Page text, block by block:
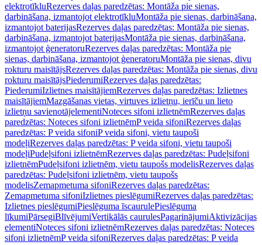
elektrotīkluRezerves daļas paredzētas: Montāža pie sienas,
darbināšana, izmantojot elektrotīkluMontāža pie sienas, darbināšana,
izmantojot baterijasRezerves daļas paredzētas: Montāža pie sienas,
darbināšana, izmantojot baterijasMontāža pie sienas, darbināšana,
izmantojot ģeneratoruRezerves daļas paredzētas: Montāža pie
sienas, darbināšana, izmantojot ģeneratoruMontāža pie sienas, divu
rokturu maisītājsRezerves daļas paredzētas: Montāža pie sienas, divu
rokturu maisītājsPiederumiRezerves daļas paredzētas:
PiederumiIzlietnes maisītājiemRezerves daļas paredzētas: Izlietnes
maisītājiemMazgāšanas vietas, virtuves izlietņu, ierīču un lieto
izlietņu savienotājelementiNoteces sifoni izlietnēmRezerves daļas
paredzētas: Noteces sifoni izlietnēmP veida sifoniRezerves daļas
paredzētas: P veida sifoniP veida sifoni, vietu taupoši
modeļiRezerves daļas paredzētas: P veida sifoni, vietu taupoši
modeļiPudeļsifoni izlietnēmRezerves daļas paredzētas: Pudeļsifoni
izlietnēmPudeļsifoni izlietnēm, vietu taupošs modelisRezerves daļas
paredzētas: Pudeļsifoni izlietnēm, vietu taupošs
modelisZemapmetuma sifoniRezerves daļas paredzētas:
Zemapmetuma sifoniIzlietnes pieslēgumiRezerves daļas paredzētas:
Izlietnes pieslēgumiPieslēguma īscaurulePieslēguma
līkumiPārsegiBlīvējumiVertikālās caurulesPagarinājumiAktivizācijas
elementiNoteces sifoni izlietnēmRezerves daļas paredzētas: Noteces
sifoni izlietnēmP veida sifoniRezerves daļas paredzētas: P veida